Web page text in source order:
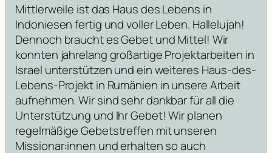
Mittlerweile ist das Haus des Lebens in
Indoniesen fertig und voller Leben. Hallelujah!
Dennoch braucht es Gebet und Mittel! Wir
konnten jahrelang großartige Projektarbeiten in
Israel unterstützen und ein weiteres Haus-des-
Lebens-Projekt in Rumänien in unsere Arbeit
aufnehmen. Wir sind sehr dankbar für all die
Unterstützung und Ihr Gebet! Wir planen
regelmäßige Gebetstreffen mit unseren
Missionar:innen und erhalten so auch